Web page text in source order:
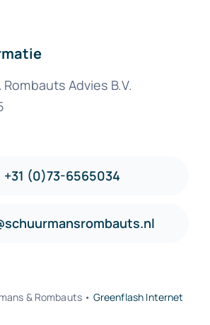
Advies B.V.
+31 (0)73-6565034
& Rombauts • Greenflash Internet